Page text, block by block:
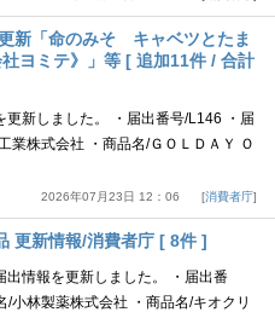
新「命のみそ キャベツとたま
ヨミテ》」等 [ 追加11件 / 合計
新しました。 ・届出番号/L146 ・届
業株式会社 ・商品名/ＧＯＬＤＡＹ Ｏ
2026年07月23日 12：06 消費者庁
更新情報/消費者庁 [ 8件 ]
出情報を更新しました。 ・届出番
小林製薬株式会社 ・商品名/キオクリ